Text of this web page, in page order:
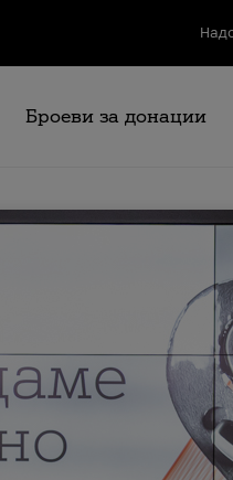
Броеви за донации